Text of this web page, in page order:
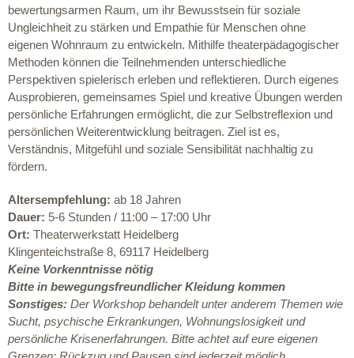
bewertungsarmen Raum, um ihr Bewusstsein für soziale
Ungleichheit zu stärken und Empathie für Menschen ohne
eigenen Wohnraum zu entwickeln. Mithilfe theaterpädagogischer
Methoden können die Teilnehmenden unterschiedliche
Perspektiven spielerisch erleben und reflektieren. Durch eigenes
Ausprobieren, gemeinsames Spiel und kreative Übungen werden
persönliche Erfahrungen ermöglicht, die zur Selbstreflexion und
persönlichen Weiterentwicklung beitragen. Ziel ist es,
Verständnis, Mitgefühl und soziale Sensibilität nachhaltig zu
fördern.
Altersempfehlung: ab 18 Jahren
Dauer: 5-6 Stunden / 11:00 – 17:00 Uhr
Ort: Theaterwerkstatt Heidelberg
Klingenteichstraße 8, 69117 Heidelberg
Keine Vorkenntnisse nötig
Bitte in bewegungsfreundlicher Kleidung kommen
Sonstiges: Der Workshop behandelt unter anderem Themen wie
Sucht, psychische Erkrankungen, Wohnungslosigkeit und
persönliche Krisenerfahrungen. Bitte achtet auf eure eigenen